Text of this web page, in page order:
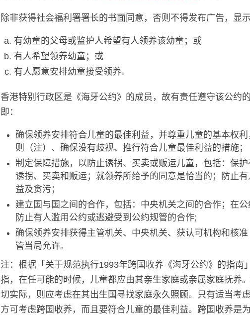
除非获得社会福利署署长的书面同意，否则不得发布广告，显
有幼童的父母或监护人希望有人领养该幼童；或
有人希望领养幼童；或
有人愿意安排幼童接受领养。
香港特别行政区是《海牙公约》的成员，故有责任遵守该公约
即：
确保领养安排符合儿童的最佳利益，并尊重儿童的基本权
则（注）、确保没有歧视、推行符合儿童最佳利益的措施；
制定保障措施，以防止诱拐、买卖或贩运儿童，包括：保
诱拐、买卖和贩运；就领养所给予的同意是恰当的；防止
益及贪污；
建立国与国之间的合作，包括：中央机关之间的合作；在
防止有人滥用公约或逃避受到公约规管的合作;
确保领养安排获得主管机关、中央机关、获认可机构和核
管当局允许。
注：根据「关于规范执行1993年跨国收养《海牙公约》的指南
指，在任可能的时候，儿童都应由其亲生家庭或亲属家庭抚养
切实际，则应考虑在其出生国寻找家庭永久照顾。只有适当考
方可考虑跨国收养，而且要符合儿童的最佳利益。跨国收养是